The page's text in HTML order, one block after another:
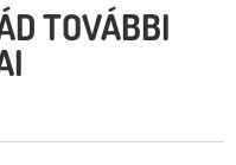
TOVÁBBI